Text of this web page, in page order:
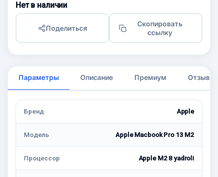
Нет в наличии
Поделиться
Скопировать
ссылку
Параметры Описание Премиум Отзывы
Бренд Apple
Модель Apple Macbook Pro 13 M2
Процессор Apple M2 8 yadroli